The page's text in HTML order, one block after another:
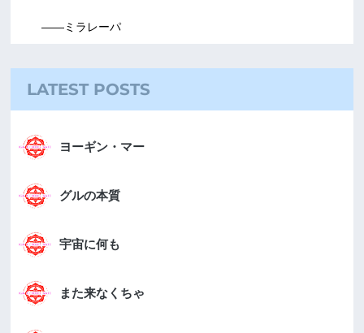
――ミラレーパ
LATEST POSTS
ヨーギン・マー
グルの本質
宇宙に何も
また来なくちゃ